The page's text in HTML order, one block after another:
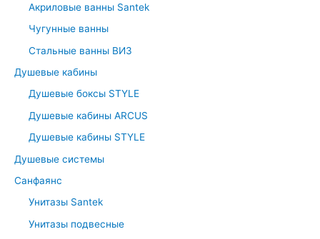
:
Акриловые ванны Santek
Чугунные ванны
Стальные ванны ВИЗ
Душевые кабины
Душевые боксы STYLE
Душевые кабины ARCUS
Душевые кабины STYLE
Душевые системы
Санфаянс
Унитазы Santek
Унитазы подвесные